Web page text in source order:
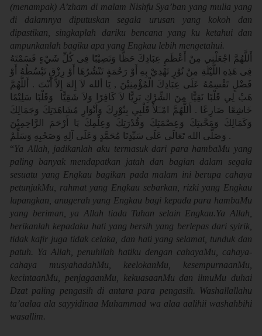
(menampak) A’zham di malam Nishfu Sya’ban yang mulia yang
di dalamnya diputuskan segala urusan yang kokoh dan
dipastikan, singkaplah dariku bencana yang ku ketahui dan
ampunkanlah bagiku apa yang Engkau lebih mengetahui.
أَللَّهُمَّ اجْعَلْنِي مِنْ أَعْظَمِ عِبَادِكَ حَظًّا وَنَصِيْبًا فِى كُلِّ شَيْءٍ قَسَمْتَهُ
فِى هَذِهِ اللَّيْلَةِ مِنْ نُوْرٍ تَهْدِيْ بِهِ أَوْ رَحْمَةٍ تَنْشُرُهَا أَوْ رِزْقٍ تَبْسُطُهُ أَوْ
فَضْلٍ تَقْسِمُهُ عَلَى عِبَادِكَ الْمُؤْمِنِيْنَ , يَا ألله لاَ إِلهَ إِلاَّ أَنْتَ . أَللَّهُمَّ
هَبْ لِي قَلْبًا نَقِيًّا مِنَ الشِّرْكِ بَرِيًّا لاَ كَافِرًا وَلاَ شَقِيًّا وَقَلْبًا سَلِيْمًا
خَاشِعًا ضَارِعًا . أَللَّهُمَّ امْـَلأْ قَلْبِي بِنُوْرِكَ وَأَنْوَارِ مُشَاهَدَتِكَ وَجَمَالِكَ
وَكَمَالِكَ وَمَحَّبتِكَ وَعِصْمَتِكَ وَقُدْرَتِكَ وَعِلْمِكَ يَا أَرْحَمَ الرَّاحِمِيْنَ
وَصَلَّى الله تَعَالَى عَلَى سَيِّدِنَا مُحَمَّدٍ وَعَلَى آلِهِ وَصَحْبِهِ وَسَلِّمْ .
“Ya Allah, jadikanlah aku termasuk dari para hambaMu yang
paling banyak mendapatkan jatah dan bagian dalam segala
sesuatu yang Engkau bagikan pada malam ini berupa cahaya
petunjukMu, rahmat yang Engkau sebarkan, rizki yang Engkau
lapangkan, anugerah yang Engkau bagi kepada para hambaMu
yang beriman, ya Allah tiada Tuhan selain Engkau.Ya Allah,
berikanlah kepadaku hati yang bersih yang berlepas dari syirik,
tidak kafir juga tidak celaka, dan hati yang selamat, tunduk dan
patuh. Ya Allah, penuhilah hatiku dengan cahayaMu, cahaya-
cahaya musyahadahMu, keelokanMu, kesempurnaanMu,
kecintaanMu, penjagaanMu, kekuasaanMu dan ilmuMu duhai
Dzat paling pengasih di antara para pengasih. Washallallahu
ta’aalaa ala sayyidinaa Muhammad wa alaa aalihii washahbihi
wasallim.